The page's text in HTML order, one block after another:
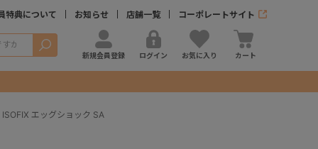
特典について お知らせ 店舗一覧 コーポレートサイト
検索
新規会員登録 ログイン お気に入り カート
エッグショック SA